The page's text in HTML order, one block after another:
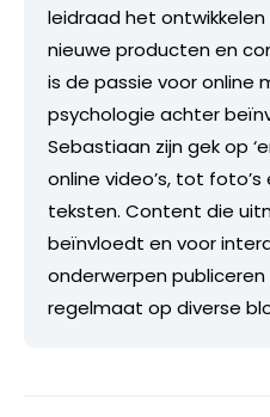
leidraad het
nieuwe producten en
is de passie voor online
psychologie achter
Sebastiaan zijn gek op
online video’s, tot
teksten. Content die
beïnvloedt en voor
onderwerpen
regelmaat op diverse